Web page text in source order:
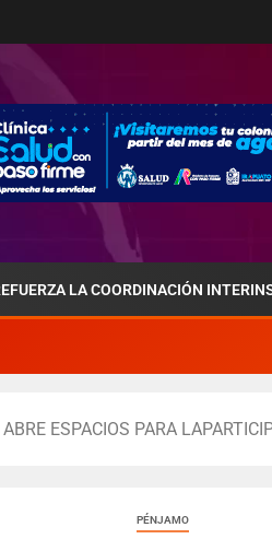
COORDINACIÓN
ESPACIOS PARA
PÉNJAMO